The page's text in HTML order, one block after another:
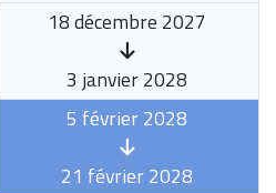
18 décembre 2027
3 janvier 2028
5 février 2028
21 février 2028